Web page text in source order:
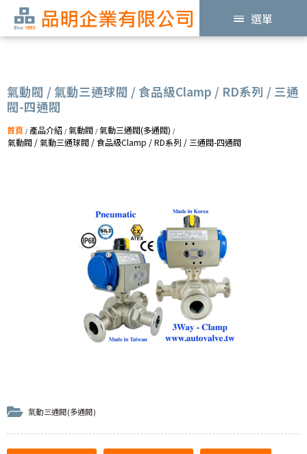
選單
氣動閥 / 氣動三通球閥 / 食品級Clamp / RD系列 / 三通
閥-四通閥
首頁 / 產品介紹 / 氣動閥 / 氣動三通閥(多通閥) /
氣動閥 / 氣動三通球閥 / 食品級Clamp / RD系列 / 三通閥-四通閥
氣動三通閥(多通閥)